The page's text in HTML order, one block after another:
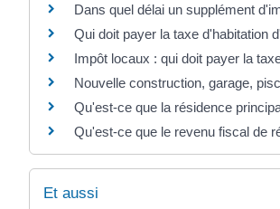
Dans quel délai un supplément
Qui doit payer la taxe d'habitation
Impôt locaux : qui doit payer la
Nouvelle construction, garage,
Qu'est-ce que la résidence
Qu'est-ce que le revenu fiscal de
Et aussi